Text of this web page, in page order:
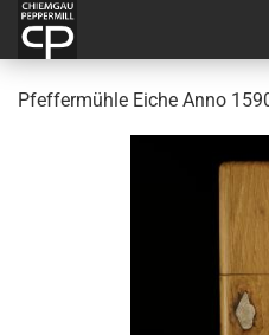
Pfef­fer­müh­le Eiche Anno